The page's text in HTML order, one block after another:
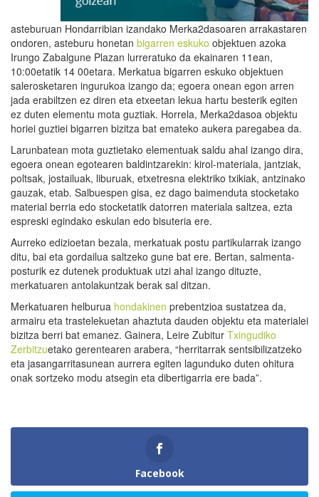
asteburuan Hondarribian izandako Merka2dasoaren arrakastaren
ondoren, asteburu honetan bigarren eskuko objektuen azoka
Irungo Zabalgune Plazan lurreratuko da ekainaren 11ean,
10:00etatik 14 00etara. Merkatua bigarren eskuko objektuen
salerosketaren ingurukoa izango da; egoera onean egon arren
jada erabiltzen ez diren eta etxeetan lekua hartu besterik egiten
ez duten elementu mota guztiak. Horrela, Merka2dasoa objektu
horiei guztiei bigarren bizitza bat emateko aukera paregabea da.
Larunbatean mota guztietako elementuak saldu ahal izango dira,
egoera onean egotearen baldintzarekin: kirol-materiala, jantziak,
poltsak, jostailuak, liburuak, etxetresna elektriko txikiak, antzinako
gauzak, etab. Salbuespen gisa, ez dago baimenduta stocketako
material berria edo stocketatik datorren materiala saltzea, ezta
espreski egindako eskulan edo bisuteria ere.
Aurreko edizioetan bezala, merkatuak postu partikularrak izango
ditu, bai eta gordailua saltzeko gune bat ere. Bertan, salmenta-
posturik ez dutenek produktuak utzi ahal izango dituzte,
merkatuaren antolakuntzak berak sal ditzan.
Merkatuaren helburua hondakinen prebentzioa sustatzea da,
armairu eta trastelekuetan ahaztuta dauden objektu eta materialei
bizitza berri bat emanez. Gainera, Leire Zubitur Txingudiko
Zerbitzuetako gerentearen arabera, “herritarrak sentsibilizatzeko
eta jasangarritasunean aurrera egiten lagunduko duten ohitura
onak sortzeko modu atsegin eta dibertigarria ere bada”.
Facebook